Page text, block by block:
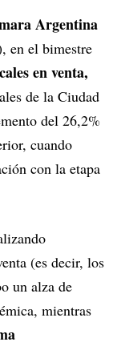
Argentina
en el bimestre
en venta,
de la Ciudad
del 26,2%
cuando
con la etapa
(es decir, los
un alza de
mientras